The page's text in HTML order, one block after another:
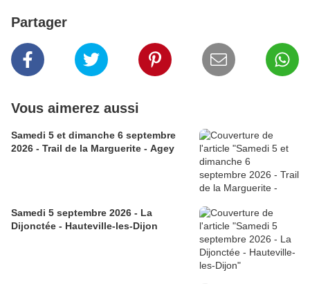
Partager
Vous aimerez aussi
Samedi 5 et dimanche 6 septembre
2026 - Trail de la Marguerite - Agey
Samedi 5 septembre 2026 - La
Dijonctée - Hauteville-les-Dijon